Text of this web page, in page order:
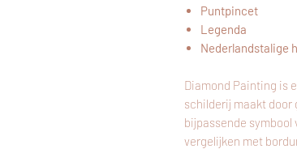
Puntpincet
Legenda
Nederlandstalige
Diamond Painting is
schilderij maakt door
bijpassende
vergelijken met